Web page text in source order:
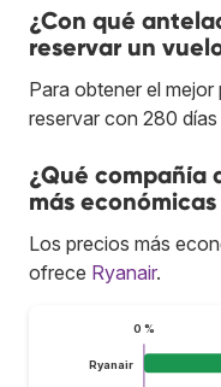
¿Con qué
reservar un
Para obtener el
reservar con 280
¿Qué compañía
más
Los precios más
ofrece Ryanair.
0 %
Ryanair